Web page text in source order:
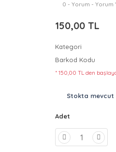
0 - Yorum - Yorum
150,00 TL
Kategori
Barkod Kodu
* 150,00 TL den
Stokta mevcut
Adet